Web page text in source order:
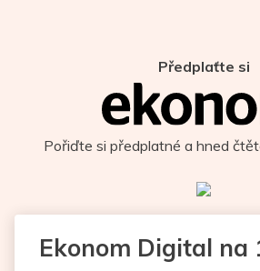
Předplaťte si
Pořiďte si předplatné a hned
Ekonom Digital na